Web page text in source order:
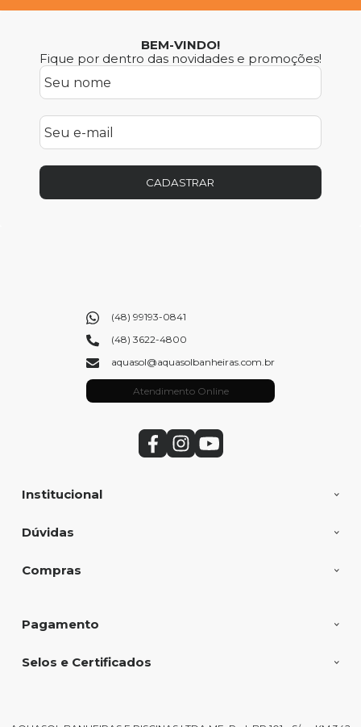
BEM-VINDO!
Fique por dentro das novidades e promoções!
CADASTRAR
Institucional
Dúvidas
Compras
(48) 99193-0841
(48) 3622-4800
aquasol@aquasolbanheiras.com.br
Atendimento Online
Pagamento
Selos e Certificados